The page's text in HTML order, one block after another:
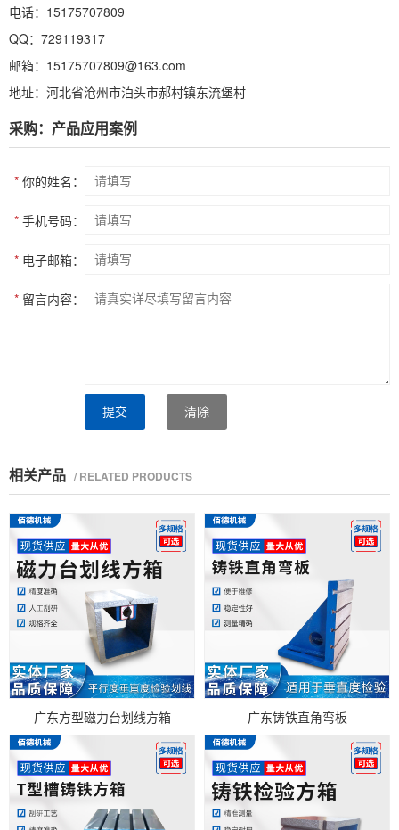
电话：15175707809
QQ：729119317
邮箱：15175707809@163.com
地址：河北省沧州市泊头市郝村镇东流堡村
采购：产品应用案例
* 你的姓名：
* 手机号码：
* 电子邮箱：
* 留言内容：
提交 清除
相关产品 / RELATED PRODUCTS
广东方型磁力台划线方箱 广东铸铁直角弯板